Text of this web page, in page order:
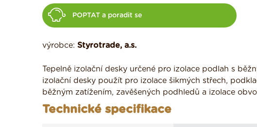
POPTAT a poradit se
výrobce: Styrotrade, a.s.
Tepelně izolační desky určené pro izolace podlah s
izolační desky použít pro izolace šikmých střech,
běžným zatížením, zavěšených podhledů a izolace
Technické specifikace